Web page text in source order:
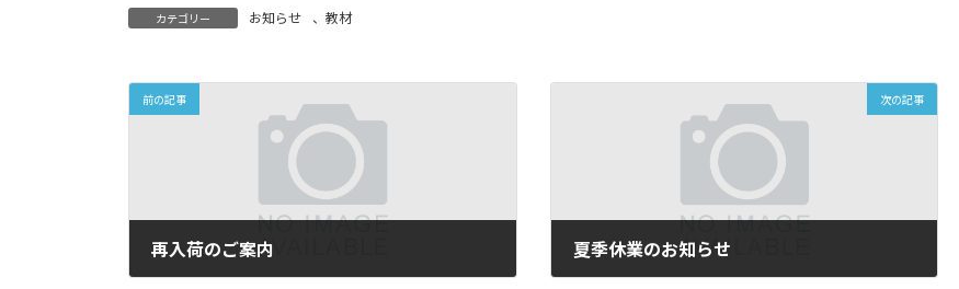
カテゴリー お知らせ 、 教材
前の記事
再入荷のご案内
次の記事
夏季休業のお知らせ